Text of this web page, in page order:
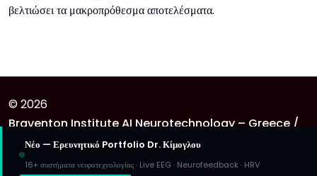
βελτιώσει τα μακροπρόθεσμα αποτελέσματα.
© 2026
Braventon Institute AI Neurotechnology – Greece /
United Kingdom
. Theme Provided ByYetiwp
Νέο — Ερευνητικό Portfolio Dr. Κίμογλου
16+ συστήματα νευροτεχνολογίας · Live EEG · Neurofeedback · HRV